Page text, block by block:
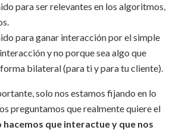
para ser relevantes en los algoritmos,
para ganar interacción por el simple
y no porque sea algo que
bilateral (para ti y para tu cliente).
solo nos estamos fijando en lo
preguntamos que realmente quiere el
hacemos que interactue y que nos